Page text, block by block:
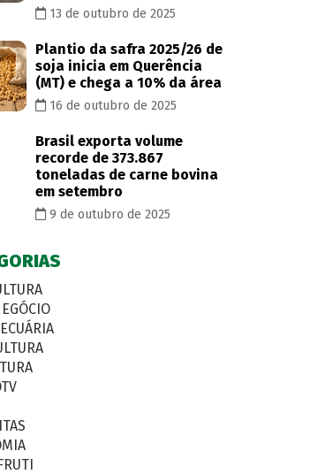
13 de outubro de 2025
Plantio da safra 2025/26 de
soja inicia em Querência
(MT) e chega a 10% da área
16 de outubro de 2025
Brasil exporta volume
recorde de 373.867
toneladas de carne bovina
em setembro
9 de outubro de 2025